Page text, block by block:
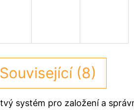
Související (8)
systém pro založení a